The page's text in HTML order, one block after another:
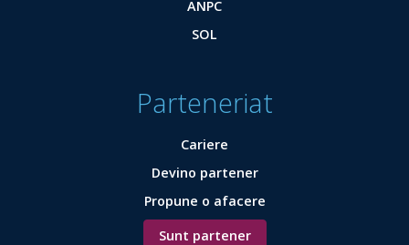
ANPC
SOL
Parteneriat
Cariere
Devino partener
Propune o afacere
Sunt partener